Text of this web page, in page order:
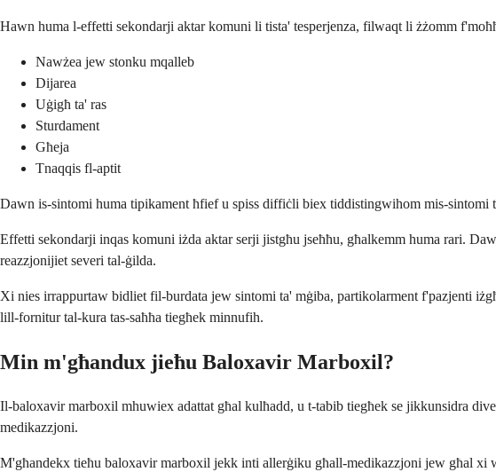
Hawn huma l-effetti sekondarji aktar komuni li tista' tesperjenza, filwaqt li żżomm
Nawżea jew stonku mqalleb
Dijarea
Uġigħ ta' ras
Sturdament
Għeja
Tnaqqis fl-aptit
Dawn is-sintomi huma tipikament ħfief u spiss diffiċli biex tiddistingwihom mis-
Effetti sekondarji inqas komuni iżda aktar serji jistgħu jseħħu, għalkemm huma rari.
reazzjonijiet severi tal-ġilda.
Xi nies irrappurtaw bidliet fil-burdata jew sintomi ta' mġiba, partikolarment f'pazjenti
lill-fornitur tal-kura tas-saħħa tiegħek minnufih.
Min m'għandux jieħu Baloxavir Marboxil?
Il-baloxavir marboxil mhuwiex adattat għal kulħadd, u t-tabib tiegħek se jikkunsidra
medikazzjoni.
M'għandekx tieħu baloxavir marboxil jekk inti allerġiku għall-medikazzjoni jew għal